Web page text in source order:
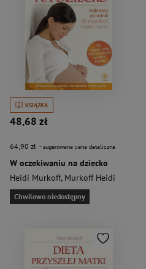
KSIĄŻKA
48,68 zł
64,90 zł - sugerowana cena detaliczna
W oczekiwaniu na dziecko
Heidi Murkoff, Murkoff Heidi
Chwilowo niedostępny